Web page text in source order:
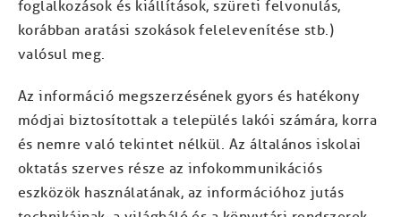
foglalkozások és kiállítások, szüreti felvonulás,
korábban aratási szokások felelevenítése stb.)
valósul meg.
Az információ megszerzésének gyors és hatékony
módjai biztosítottak a település lakói számára, korra
és nemre való tekintet nélkül. Az általános iskolai
oktatás szerves része az infokommunikációs
eszközök használatának, az információhoz jutás